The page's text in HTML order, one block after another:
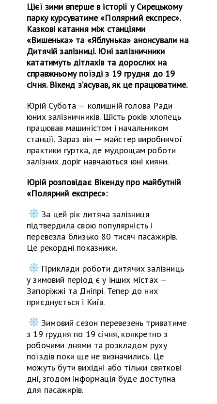
Цієї зими вперше в історії у Сирецькому
парку курсуватиме «Полярний експрес».
Казкові катання між станціями
«Вишенька» та «Яблунька» анонсували на
Дитячій залізниці. Юні залізничники
кататимуть дітлахів та дорослих на
справжньому поїзді з 19 грудня до 19
січня. Вікенд з’ясував, як це працюватиме.
Юрій Субота — колишній голова Ради
юних залізничників. Шість років хлопець
працював машиністом і начальником
станції. Зараз він — майстер виробничої
практики гуртка, де мудрощам роботи
залізних доріг навчаються юні кияни.
Юрій розповідає Вікенду про майбутній
«Полярний експрес»:
За цей рік дитяча залізниця
підтвердила свою популярність і
перевезла близько 80 тисяч пасажирів.
Це рекордні показники.
Приклади роботи дитячих залізниць
у зимовий період є у інших містах —
Запоріжжі та Дніпрі. Тепер до них
приєднується і Київ.
Зимовий сезон перевезень триватиме
з 19 грудня по 19 січня, конкретно з
робочими днями та розкладом руху
поїздів поки ще не визначились. Це
можуть бути вихідні або тільки святкові
дні, згодом інформація буде доступна
для пасажирів.